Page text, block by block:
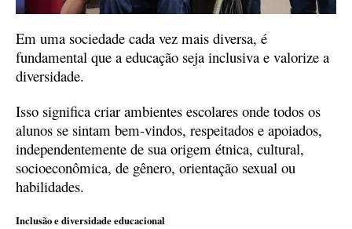
Em uma sociedade cada vez mais diversa, é
fundamental que a educação seja inclusiva e valorize a
diversidade.
Isso significa criar ambientes escolares onde todos os
alunos se sintam bem-vindos, respeitados e apoiados,
independentemente de sua origem étnica, cultural,
socioeconômica, de gênero, orientação sexual ou
habilidades.
Inclusão e diversidade educacional